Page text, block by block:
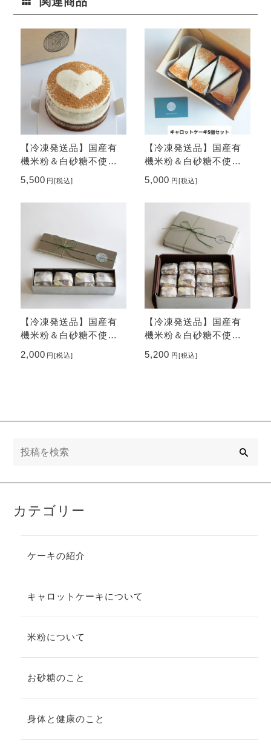
【冷凍発送品】国産有
機米粉＆白砂糖不使
用！キャロットケーキ4
号ホール【シナモンは
ハート型】
5,500 円[税込]
【冷凍発送品】国産有
機米粉＆白砂糖不使
用！キャロットケーキ5
個セット
5,000 円[税込]
【冷凍発送品】国産有
機米粉＆白砂糖不使
用！ブラウニー4個入り
缶
2,000 円[税込]
【冷凍発送品】国産有
機米粉＆白砂糖不使
用！ブラウニー12個入
り缶
5,200 円[税込]
カテゴリー
ケーキの紹介
キャロットケーキについて
米粉について
お砂糖のこと
身体と健康のこと